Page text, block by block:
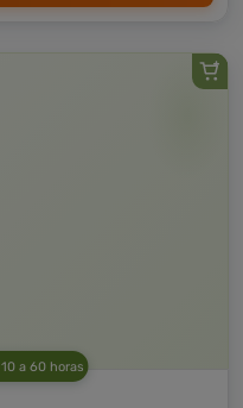
10 a 60 horas